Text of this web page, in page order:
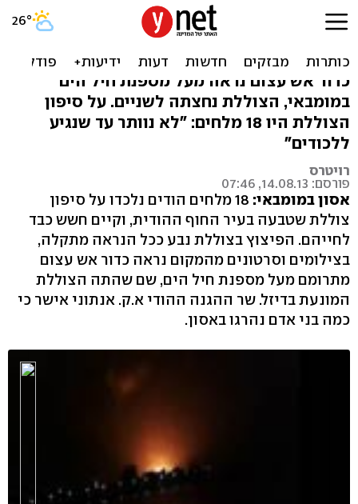
הודו: הרוגים בפיצוץ בצוללת
כדור אש עצום נראה מעל מספנת חיל הים
במומבאי, הצוללת נחצתה לשניים. על סיפון
הצוללת היו 18 מלחים: "לא נוותר עד שנגיע
ללכודים"
רויטרס
פורסם: 14.08.13, 07:46
אסון במומבאי:
18 מלחים הודים נלכדו על סיפון
צוללת שטבעה בעיר החוף ההודית, וקיים חשש כבד
לחייהם. הפיצוץ בצוללת נבע ככל הנראה מתקלה,
בצילומים וסרטונים מהמקום נראה כדור אש עצום
מתרומם מעל מספנת חיל הים, שם שהתה הצוללת
המונעת בדיזל. שר ההגנה ההודי א.ק. אנתוני אישר כי
כמה בני אדם נהרגו באסון.